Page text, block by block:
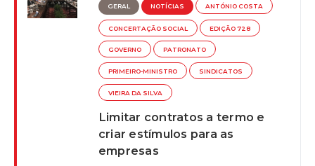
GERAL NOTÍCIAS ANTÓNIO COSTA
CONCERTAÇÃO SOCIAL EDIÇÃO 728
GOVERNO PATRONATO
PRIMEIRO-MINISTRO SINDICATOS
VIEIRA DA SILVA
Limitar contratos a termo e
criar estímulos para as
empresas